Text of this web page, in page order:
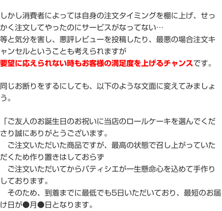
しかし消費者によっては自身の注文タイミングを棚に上げ、せっ
かく注文してやったのにサービスがなってない…
等と気分を害し、悪評レビューを投稿したり、最悪の場合注文キ
ャンセルということも考えられますが
要望に応えられない時もお客様の満足度を上げるチャンス です。
同じお断りをするにしても、以下のような文面に変えてみましょ
う。
「ご友人のお誕生日のお祝いに当店のロールケーキを選んでくだ
さり誠にありがとうございます。
ご注文いただいた商品ですが、最高の状態で召し上がっていた
だくため作り置きはしておらず
ご注文いただいてからパティシエが一生懸命心を込めて手作り
しております。
そのため、到着までに最低でも5日いただいており、最短のお届
け日が●月●日となります。